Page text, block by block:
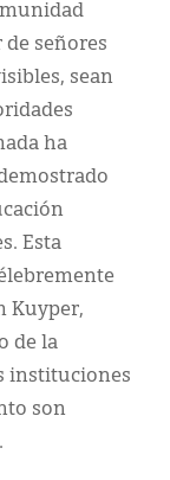
de señores
sean
ha
Esta
Kuyper,
de la
instituciones
son